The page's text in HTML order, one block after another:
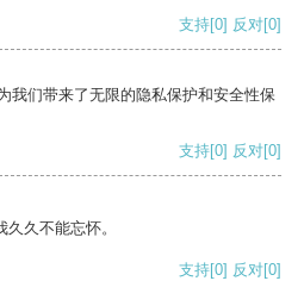
支持[0] 反对[0]
我们带来了无限的隐私保护和安全性保
支持[0] 反对[0]
久不能忘怀。
支持[0] 反对[0]